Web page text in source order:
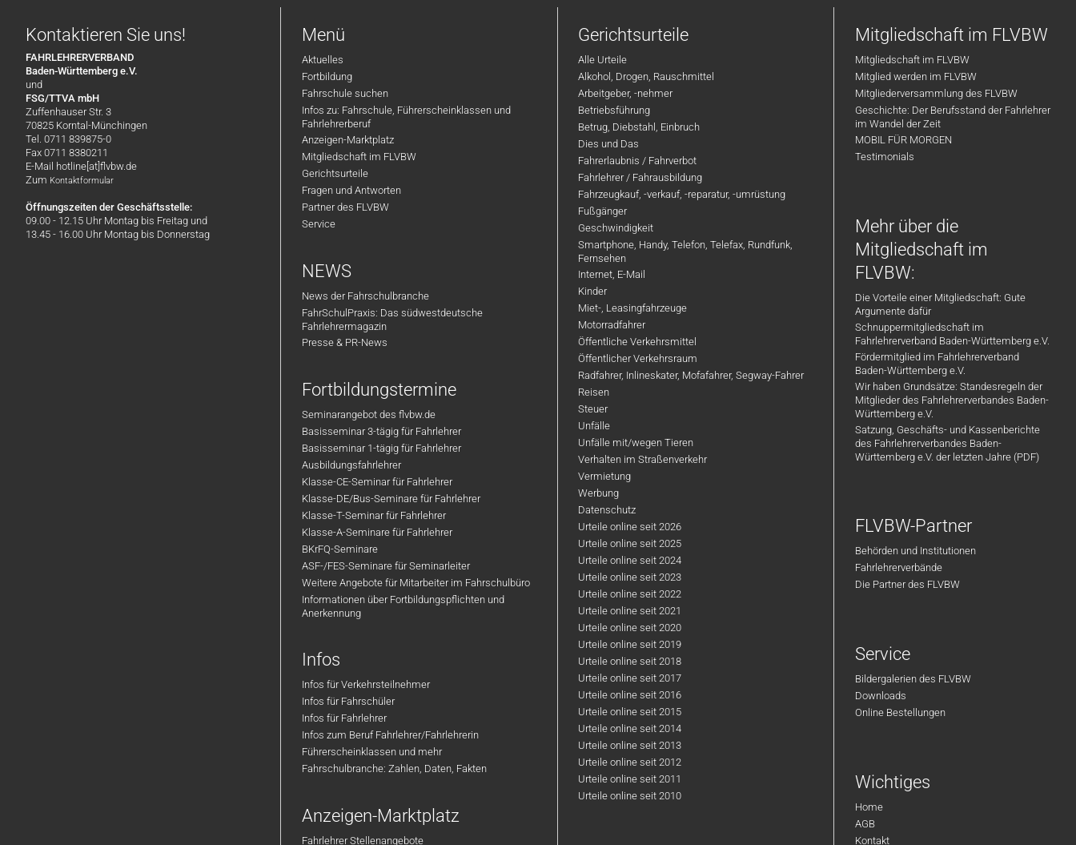
Kontaktieren Sie uns!
FAHRLEHRERVERBAND
Baden-Württemberg e.V.
und
FSG/TTVA mbH
Zuffenhauser Str. 3
70825 Korntal-Münchingen
Tel. 0711 839875-0
Fax 0711 8380211
E-Mail hotline[at]flvbw.de
Zum Kontaktformular
Öffnungszeiten der Geschäftsstelle:
09.00 - 12.15 Uhr Montag bis Freitag und
13.45 - 16.00 Uhr Montag bis Donnerstag
Menü
Aktuelles
Fortbildung
Fahrschule suchen
Infos zu: Fahrschule, Führerscheinklassen und
Fahrlehrerberuf
Anzeigen-Marktplatz
Mitgliedschaft im FLVBW
Gerichtsurteile
Fragen und Antworten
Partner des FLVBW
Service
NEWS
News der Fahrschulbranche
FahrSchulPraxis: Das südwestdeutsche
Fahrlehrermagazin
Presse & PR-News
Fortbildungstermine
Seminarangebot des flvbw.de
Basisseminar 3-tägig für Fahrlehrer
Basisseminar 1-tägig für Fahrlehrer
Ausbildungsfahrlehrer
Klasse-CE-Seminar für Fahrlehrer
Klasse-DE/Bus-Seminare für Fahrlehrer
Klasse-T-Seminar für Fahrlehrer
Klasse-A-Seminare für Fahrlehrer
BKrFQ-Seminare
ASF-/FES-Seminare für Seminarleiter
Weitere Angebote für Mitarbeiter im Fahrschulbüro
Informationen über Fortbildungspflichten und
Anerkennung
Infos
Infos für Verkehrsteilnehmer
Infos für Fahrschüler
Infos für Fahrlehrer
Infos zum Beruf Fahrlehrer/Fahrlehrerin
Führerscheinklassen und mehr
Fahrschulbranche: Zahlen, Daten, Fakten
Anzeigen-Marktplatz
Fahrlehrer Stellenangebote
Gerichtsurteile
Alle Urteile
Alkohol, Drogen, Rauschmittel
Arbeitgeber, -nehmer
Betriebsführung
Betrug, Diebstahl, Einbruch
Dies und Das
Fahrerlaubnis / Fahrverbot
Fahrlehrer / Fahrausbildung
Fahrzeugkauf, -verkauf, -reparatur, -umrüstung
Fußgänger
Geschwindigkeit
Smartphone, Handy, Telefon, Telefax, Rundfunk,
Fernsehen
Internet, E-Mail
Kinder
Miet-, Leasingfahrzeuge
Motorradfahrer
Öffentliche Verkehrsmittel
Öffentlicher Verkehrsraum
Radfahrer, Inlineskater, Mofafahrer, Segway-Fahrer
Reisen
Steuer
Unfälle
Unfälle mit/wegen Tieren
Verhalten im Straßenverkehr
Vermietung
Werbung
Datenschutz
Urteile online seit 2026
Urteile online seit 2025
Urteile online seit 2024
Urteile online seit 2023
Urteile online seit 2022
Urteile online seit 2021
Urteile online seit 2020
Urteile online seit 2019
Urteile online seit 2018
Urteile online seit 2017
Urteile online seit 2016
Urteile online seit 2015
Urteile online seit 2014
Urteile online seit 2013
Urteile online seit 2012
Urteile online seit 2011
Urteile online seit 2010
Mitgliedschaft im FLVBW
Mitgliedschaft im FLVBW
Mitglied werden im FLVBW
Mitgliederversammlung des FLVBW
Geschichte: Der Berufsstand der Fahrlehrer
im Wandel der Zeit
MOBIL FÜR MORGEN
Testimonials
Mehr über die
Mitgliedschaft im
FLVBW:
Die Vorteile einer Mitgliedschaft: Gute
Argumente dafür
Schnuppermitgliedschaft im
Fahrlehrerverband Baden-Württemberg e.V.
Fördermitglied im Fahrlehrerverband
Baden-Württemberg e.V.
Wir haben Grundsätze: Standesregeln der
Mitglieder des Fahrlehrerverbandes Baden-
Württemberg e.V.
Satzung, Geschäfts- und Kassenberichte
des Fahrlehrerverbandes Baden-
Württemberg e.V. der letzten Jahre (PDF)
FLVBW-Partner
Behörden und Institutionen
Fahrlehrerverbände
Die Partner des FLVBW
Service
Bildergalerien des FLVBW
Downloads
Online Bestellungen
Wichtiges
Home
AGB
Kontakt